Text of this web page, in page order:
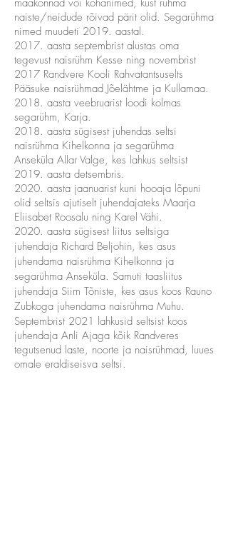
maakonnad või kohanimed, kust rühma
naiste/neidude rõivad pärit olid. Segarühma
nimed muudeti 2019. aastal.
2017. aasta septembrist alustas oma
tegevust naisrühm Kesse ning novembrist
2017 Randvere Kooli Rahvatantsuselts
Pääsuke naisrühmad Jõelähtme ja Kullamaa.
2018. aasta veebruarist loodi kolmas
segarühm, Karja.
2018. aasta sügisest juhendas seltsi
naisrühma Kihelkonna ja segarühma
Anseküla Allar Valge, kes lahkus seltsist
2019. aasta detsembris.
2020. aasta jaanuarist kuni hooaja lõpuni
olid seltsis ajutiselt juhendajateks Maarja
Eliisabet Roosalu ning Karel Vähi.
2020. aasta sügisest liitus seltsiga
juhendaja Richard Beljohin, kes asus
juhendama naisrühma Kihelkonna ja
segarühma Anseküla. Samuti taasliitus
juhendaja Siim Tõniste, kes asus koos Rauno
Zubkoga juhendama naisrühma Muhu.
Septembrist 2021 lahkusid seltsist koos
juhendaja Anli Ajaga kõik Randveres
tegutsenud laste, noorte ja naisrühmad, luues
omale eraldiseisva seltsi.